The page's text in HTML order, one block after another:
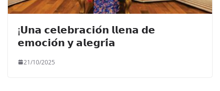
¡𝗨𝗻𝗮 𝗰𝗲𝗹𝗲𝗯𝗿𝗮𝗰𝗶𝗼́𝗻 𝗹𝗹𝗲𝗻𝗮 𝗱𝗲
𝗲𝗺𝗼𝗰𝗶𝗼́𝗻 𝘆 𝗮𝗹𝗲𝗴𝗿𝗶́𝗮
21/10/2025